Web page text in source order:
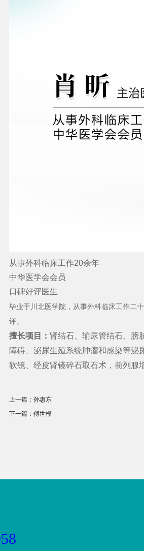
从事外科临床工作20余年
中华医学会会员
口碑好评医生
毕业于川北医学院，从事外科临床工作二
评。
擅长项目： 肾结石、输尿管结石、膀
障碍、泌尿生殖系统肿瘤和感染等泌
软镜、经皮肾镜碎石取石术，前列腺
上一篇： 孙惠东
下一篇： 傅世模